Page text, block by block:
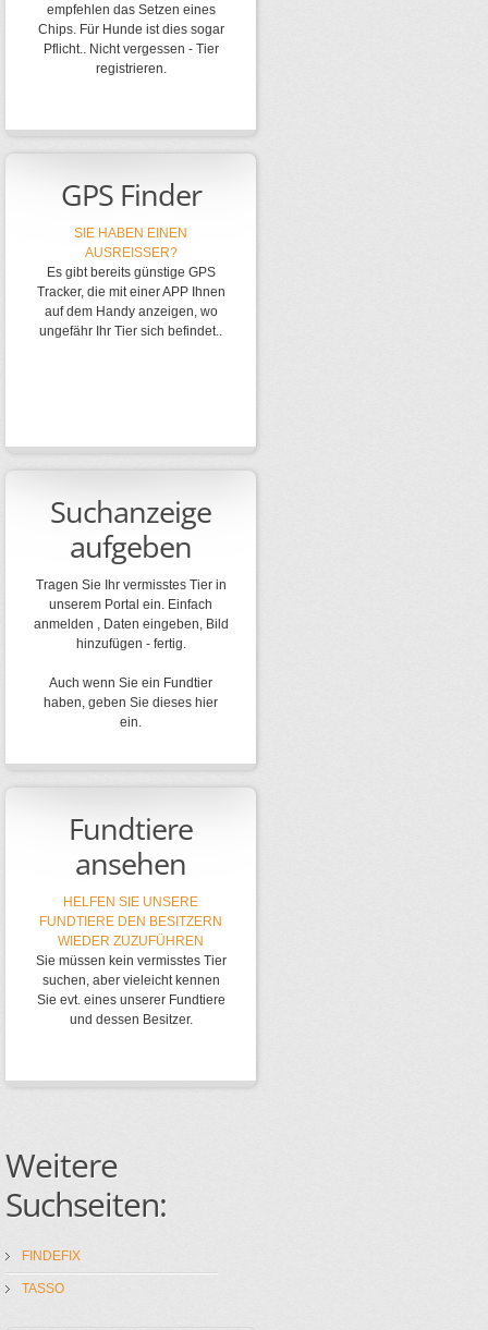
empfehlen das Setzen eines
Chips. Für Hunde ist dies sogar
Pflicht.. Nicht vergessen - Tier
registrieren.
GPS Finder
SIE HABEN EINEN
AUSREISSER?
Es gibt bereits günstige GPS
Tracker, die mit einer APP Ihnen
auf dem Handy anzeigen, wo
ungefähr Ihr Tier sich befindet..
Suchanzeige
aufgeben
Tragen Sie Ihr vermisstes Tier in
unserem Portal ein. Einfach
anmelden , Daten eingeben, Bild
hinzufügen - fertig.
Auch wenn Sie ein Fundtier
haben, geben Sie dieses hier
ein.
Fundtiere
ansehen
HELFEN SIE UNSERE
FUNDTIERE DEN BESITZERN
WIEDER ZUZUFÜHREN
Sie müssen kein vermisstes Tier
suchen, aber vieleicht kennen
Sie evt. eines unserer Fundtiere
und dessen Besitzer.
Weitere
Suchseiten:
FINDEFIX
TASSO